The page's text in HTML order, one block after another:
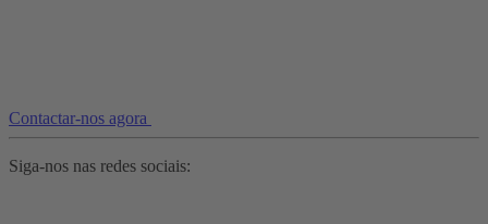
Contactar-nos agora
Siga-nos nas redes sociais: